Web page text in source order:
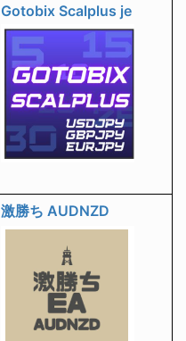
Gotobix Scalplus je
激勝ち AUDNZD